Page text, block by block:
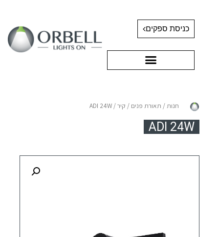
כניסת ספקים
חנות / תאורת פנים / קיר/ ADI 24W
ADI 24W